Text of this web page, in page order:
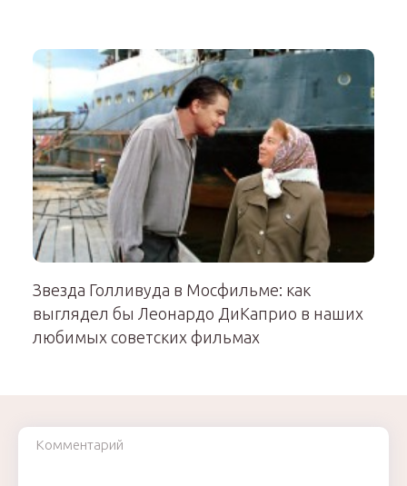
Звезда Голливуда в Мосфильме: как
выглядел бы Леонардо ДиКаприо в наших
любимых советских фильмах
Комментарий